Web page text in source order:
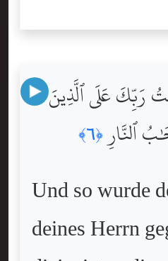
عَلَى ٱلَّذِينَ
ٱلنَّارِ ﴿٦﴾
Und so wurde
deines Herrn